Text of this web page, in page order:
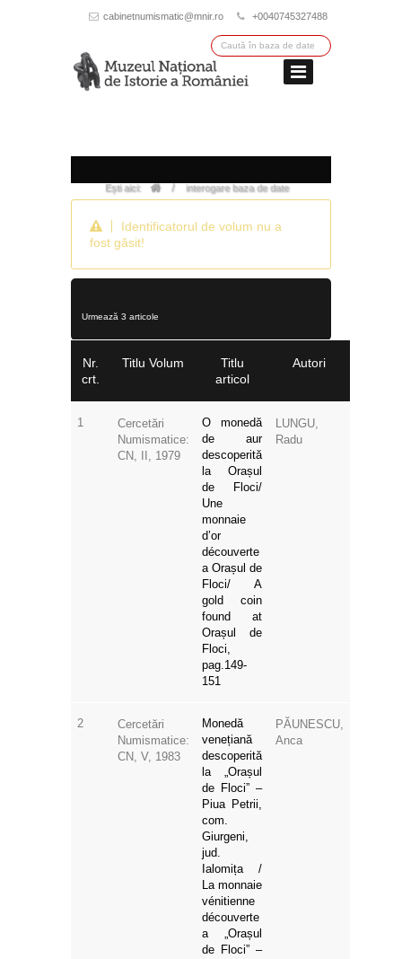
cabinetnumismatic@mnir.ro +0040745327488
Ești aici: / interogare baza de date
Identificatorul de volum nu a
fost găsit!
Urmează 3 articole
Nr.
crt.
Titlu Volum
Titlu
articol
Autori
1
Cercetări
Numismatice:
CN, II, 1979
O monedă
de aur
descoperită
la Orașul
de Floci/
Une
monnaie
d’or
découverte
a Orașul de
Floci/ A
gold coin
found at
Orașul de
Floci,
pag.149-
151
LUNGU,
Radu
2
Cercetări
Numismatice:
CN, V, 1983
Monedă
venețiană
descoperită
la „Orașul
de Floci” –
Piua Petrii,
com.
Giurgeni,
jud.
Ialomița /
La monnaie
vénitienne
découverte
a „Orașul
de Floci” –
PĂUNESCU,
Anca